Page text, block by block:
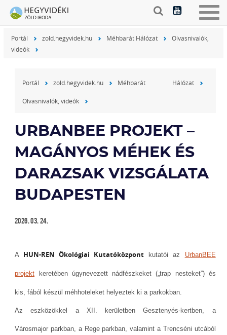
Portál zold.hegyvidek.hu Méhbarát Hálózat
Olvasnivalók,
videók
Portál zold.hegyvidek.hu Méhbarát Hálózat
Olvasnivalók, videók
URBANBEE PROJEKT –
MAGÁNYOS MÉHEK ÉS
DARAZSAK VIZSGÁLATA
BUDAPESTEN
2026. 03. 24.
A HUN-REN Ökológiai Kutatóközpontkutatói az UrbanBEE
projekt keretében úgynevezett nádfészkeket („trap nesteket”) és
kis, fából készül méhhoteleket helyeztek ki a parkokban.
Az eszközökkel a XII. kerületben Gesztenyés-kertben, a
Városmajor parkban, a Rege parkban, valamint a Trencséni utcából